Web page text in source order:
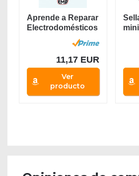
Aprende a Reparar
Electrodomésticos
: Fundamentos,...
11,17 EUR
Ver
producto